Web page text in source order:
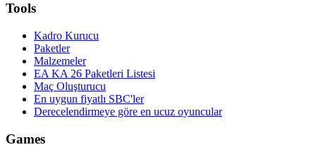
Tools
Kadro Kurucu
Paketler
Malzemeler
EA KA 26 Paketleri Listesi
Maç Oluşturucu
En uygun fiyatlı SBC'ler
Derecelendirmeye göre en ucuz oyuncular
Games